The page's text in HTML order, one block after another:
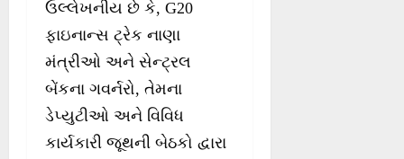
ઉલ્લેખનીય છે કે, G20
ફાઇનાન્સ ટ્રેક નાણા
મંત્રીઓ અને સેન્ટ્રલ
બેંકના ગવર્નરો, તેમના
ડેપ્યુટીઓ અને વિવિધ
કાર્યકારી જૂથની બેઠકો દ્વારા